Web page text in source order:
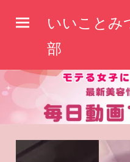
へ
いいことみ
部